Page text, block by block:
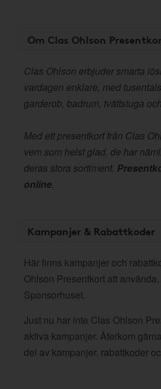
Om Clas Ohlson
Clas Ohlson erbjuder smarta
vardagen enklare, med
garderob, badrum, tvättstuga
Med ett presentkort från Clas
vem som helst glad, de har
deras stora sortiment.
online.
Kampanjer & Rabattkoder
Här finns kampanjer och
Ohlson Presentkort att
Sponsorhuset.
Just nu har inte Clas Ohlson
aktiva kampanjer. Återkom
del av kampanjer, rabattkoder